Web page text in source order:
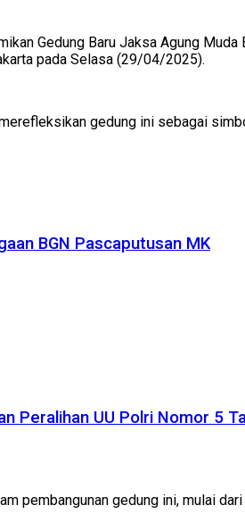
Gedung Baru Jaksa Agung
pada Selasa (29/04/2025).
gedung ini sebagai
BGN Pascaputusan MK
Peralihan UU Polri Nomor 5
gedung ini, mulai